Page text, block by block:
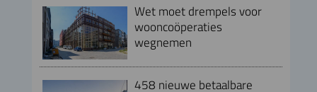
Wet moet drempels voor
wooncoöperaties
wegnemen
458 nieuwe betaalbare